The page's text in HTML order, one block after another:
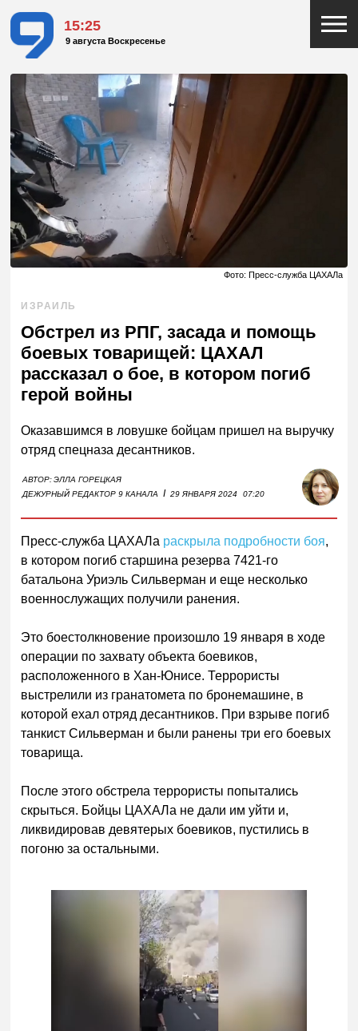
15:25
9 августа Воскресенье
Фото: Пресс-служба ЦАХАЛа
ИЗРАИЛЬ
Обстрел из РПГ, засада и помощь
боевых товарищей: ЦАХАЛ
рассказал о бое, в котором погиб
герой войны
Оказавшимся в ловушке бойцам пришел на выручку
отряд спецназа десантников.
АВТОР:ЭЛЛА ГОРЕЦКАЯ
ДЕЖУРНЫЙ РЕДАКТОР 9 КАНАЛА
I 29 ЯНВАРЯ 2024 07:20
Пресс-служба ЦАХАЛа раскрыла подробности боя,
в котором погиб старшина резерва 7421-го
батальона Уриэль Сильверман и еще несколько
военнослужащих получили ранения.
Это боестолкновение произошло 19 января в ходе
операции по захвату объекта боевиков,
расположенного в Хан-Юнисе. Террористы
выстрелили из гранатомета по бронемашине, в
которой ехал отряд десантников. При взрыве погиб
танкист Сильверман и были ранены три его боевых
товарища.
После этого обстрела террористы попытались
скрыться. Бойцы ЦАХАЛа не дали им уйти и,
ликвидировав девятерых боевиков, пустились в
погоню за остальными.